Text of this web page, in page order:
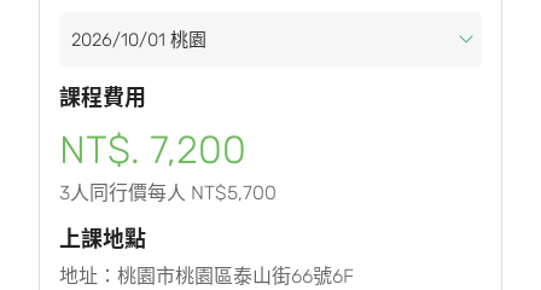
課程費用
NT$. 7,200
3人同行價每人 NT$5,700
上課地點
地址：桃園市桃園區泰山街66號6F